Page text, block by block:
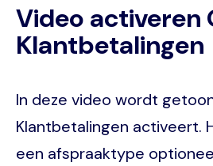
Video activeren
Klantbetalingen
In deze video wordt
Klantbetalingen activeert.
een afspraaktype